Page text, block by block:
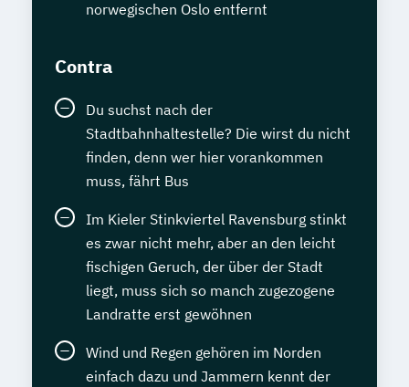
norwegischen Oslo entfernt
Contra
Du suchst nach der
Stadtbahnhaltestelle? Die wirst du nicht
finden, denn wer hier vorankommen
muss, fährt Bus
Im Kieler Stinkviertel Ravensburg stinkt
es zwar nicht mehr, aber an den leicht
fischigen Geruch, der über der Stadt
liegt, muss sich so manch zugezogene
Landratte erst gewöhnen
Wind und Regen gehören im Norden
einfach dazu und Jammern kennt der